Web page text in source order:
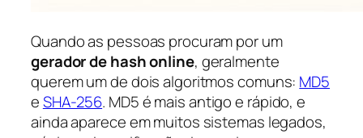
Quando as pessoas procuram por um
gerador de hash online, geralmente
querem um de dois algoritmos comuns: MD5
eSHA-256. MD5 é mais antigo e rápido, e
ainda aparece em muitos sistemas legados,